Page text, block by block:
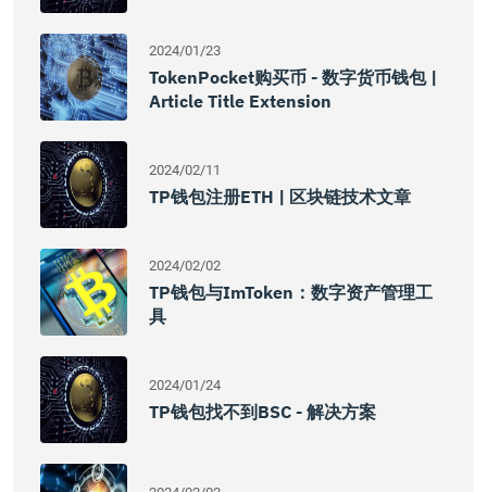
2024/01/23
TokenPocket购买币 - 数字货币钱包 |
Article Title Extension
2024/02/11
TP钱包注册ETH | 区块链技术文章
2024/02/02
TP钱包与imToken：数字资产管理工
具
2024/01/24
TP钱包找不到BSC - 解决方案